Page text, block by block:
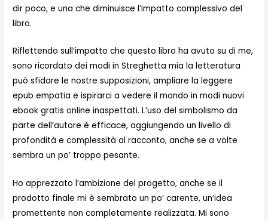
dir poco, e una che diminuisce l’impatto complessivo del
libro.
Riflettendo sull’impatto che questo libro ha avuto su di me,
sono ricordato dei modi in Streghetta mia la letteratura
può sfidare le nostre supposizioni, ampliare la leggere
epub empatia e ispirarci a vedere il mondo in modi nuovi
ebook gratis online inaspettati. L’uso del simbolismo da
parte dell’autore è efficace, aggiungendo un livello di
profondità e complessità al racconto, anche se a volte
sembra un po’ troppo pesante.
Ho apprezzato l’ambizione del progetto, anche se il
prodotto finale mi è sembrato un po’ carente, un’idea
promettente non completamente realizzata. Mi sono